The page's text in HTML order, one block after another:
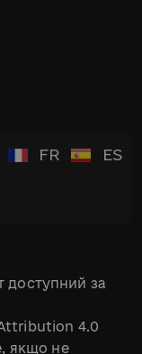
FR ES
доступний за
4.0
якщо не